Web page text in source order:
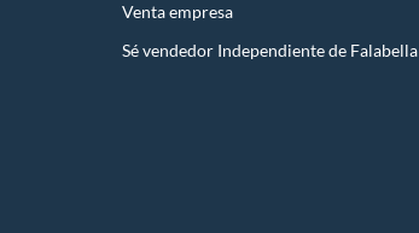
Venta empresa
Sé vendedor Independiente de Falabella